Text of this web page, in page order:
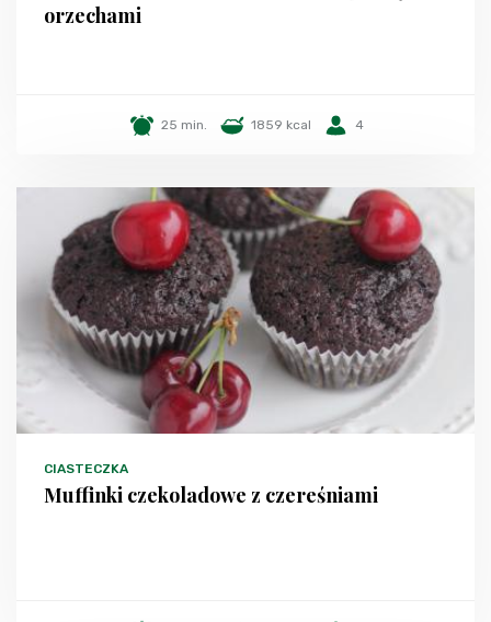
orzechami
25 min. 1859 kcal 4
CIASTECZKA
Muffinki czekoladowe z czereśniami